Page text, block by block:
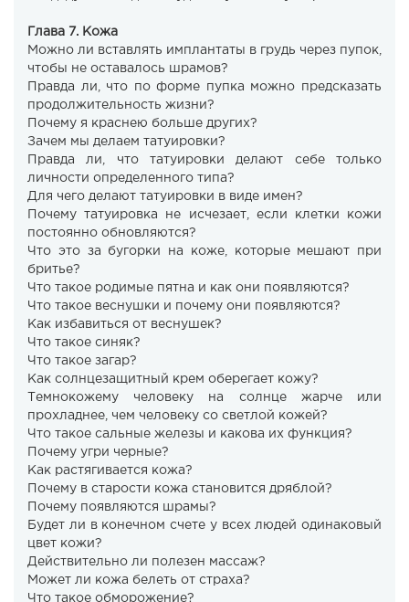
Глава 7. Кожа
Можно ли вставлять имплантаты в грудь через пупок,
чтобы не оставалось шрамов?
Правда ли, что по форме пупка можно предсказать
продолжительность жизни?
Почему я краснею больше других?
Зачем мы делаем татуировки?
Правда ли, что татуировки делают себе только
личности определенного типа?
Для чего делают татуировки в виде имен?
Почему татуировка не исчезает, если клетки кожи
постоянно обновляются?
Что это за бугорки на коже, которые мешают при
бритье?
Что такое родимые пятна и как они появляются?
Что такое веснушки и почему они появляются?
Как избавиться от веснушек?
Что такое синяк?
Что такое загар?
Как солнцезащитный крем оберегает кожу?
Темнокожему человеку на солнце жарче или
прохладнее, чем человеку со светлой кожей?
Что такое сальные железы и какова их функция?
Почему угри черные?
Как растягивается кожа?
Почему в старости кожа становится дряблой?
Почему появляются шрамы?
Будет ли в конечном счете у всех людей одинаковый
цвет кожи?
Действительно ли полезен массаж?
Может ли кожа белеть от страха?
Что такое обморожение?